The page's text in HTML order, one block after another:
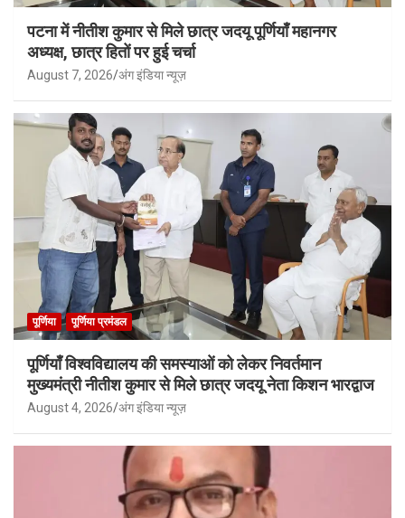
पटना में नीतीश कुमार से मिले छात्र जदयू पूर्णियाँ महानगर
अध्यक्ष, छात्र हितों पर हुई चर्चा
August 7, 2026 अंग इंडिया न्यूज़
पूर्णिया पूर्णिया प्रमंडल
पूर्णियाँ विश्वविद्यालय की समस्याओं को लेकर निवर्तमान
मुख्यमंत्री नीतीश कुमार से मिले छात्र जदयू नेता किशन भारद्वाज
August 4, 2026 अंग इंडिया न्यूज़